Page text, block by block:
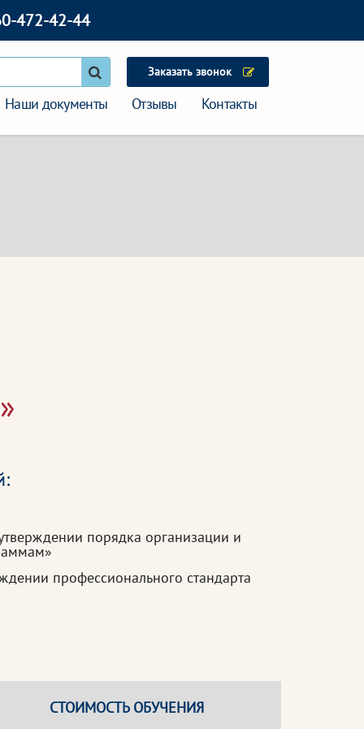
472-42-44
Заказать звонок
Наши документы Отзывы Контакты
порядка организации и
профессионального стандарта
СТОИМОСТЬ ОБУЧЕНИЯ